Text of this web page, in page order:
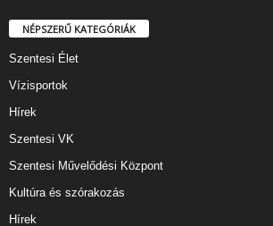
NÉPSZERŰ KATEGÓRIÁK
Szentesi Élet
Vízisportok
Hírek
Szentesi VK
Szentesi Művelődési Központ
Kultúra és szórakozás
Hírek